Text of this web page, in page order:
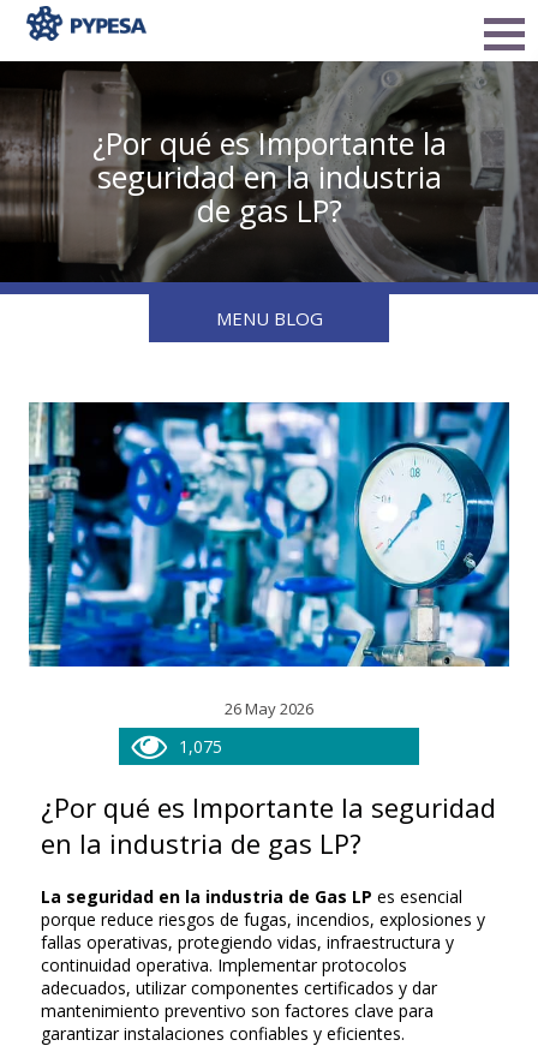
¿Por qué es Importante la
seguridad en la industria
de gas LP?
MENU BLOG
26 May 2026
1,075
¿Por qué es Importante la seguridad
en la industria de gas LP?
La seguridad en la industria de Gas LP es esencial
porque reduce riesgos de fugas, incendios, explosiones y
fallas operativas, protegiendo vidas, infraestructura y
continuidad operativa. Implementar protocolos
adecuados, utilizar componentes certificados y dar
mantenimiento preventivo son factores clave para
garantizar instalaciones confiables y eficientes.